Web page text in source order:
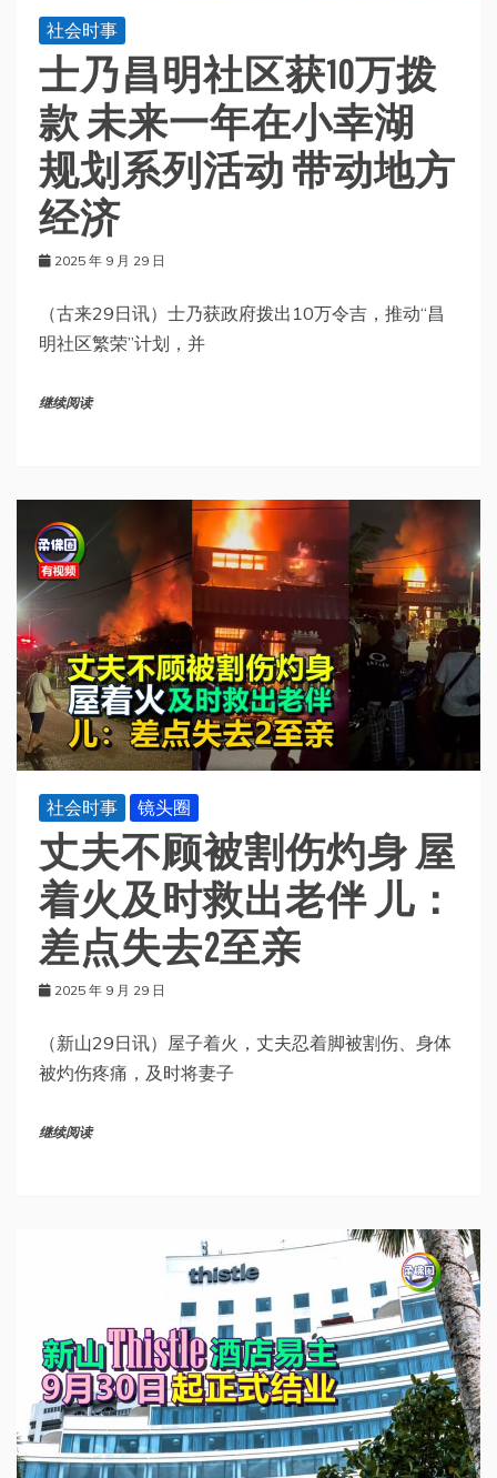
社会时事
士乃昌明社区获10万拨
款 未来一年在小幸湖
规划系列活动 带动地方
经济
2025 年 9 月 29 日
（古来29日讯）士乃获政府拨出10万令吉，推动“昌
明社区繁荣”计划，并
继续阅读
社会时事 镜头圈
丈夫不顾被割伤灼身 屋
着火及时救出老伴 儿：
差点失去2至亲
2025 年 9 月 29 日
（新山29日讯）屋子着火，丈夫忍着脚被割伤、身体
被灼伤疼痛，及时将妻子
继续阅读